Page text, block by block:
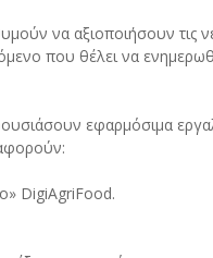
να αξιοποιήσουν τις
που θέλει να
εφαρμόσιμα
DigiAgriFood.